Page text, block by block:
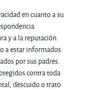
en cuanto a su
y a la reputación.
a estar informados
por sus padres.
contra toda
descuido o trato